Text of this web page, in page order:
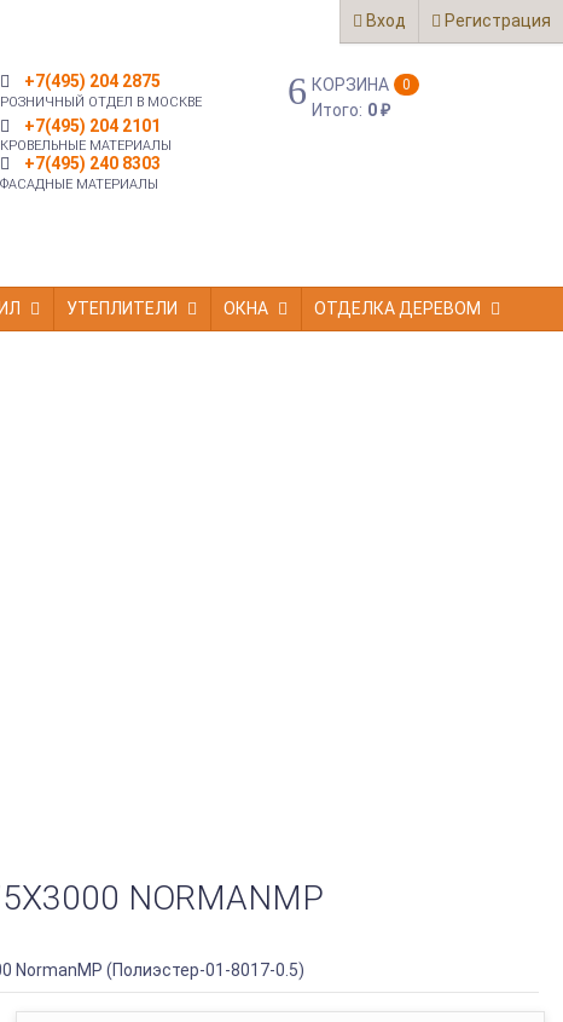
Вход Регистрация
+7(495) 204 2875
РОЗНИЧНЫЙ ОТДЕЛ В МОСКВЕ
+7(495) 204 2101
КРОВЕЛЬНЫЕ МАТЕРИАЛЫ
+7(495) 240 8303
ФАСАДНЫЕ МАТЕРИАЛЫ
КОРЗИНА 0
Итого: 0₽
УТЕПЛИТЕЛИ ОКНА ОТДЕЛКА ДЕРЕВОМ
NORMANMP
NormanMP (Полиэстер-01-8017-0.5)